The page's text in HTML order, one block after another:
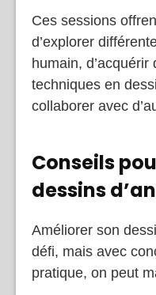
Ces sessions
d’explorer
humain,
techniques en
collaborer avec
Conseils
dessins
Améliorer son
défi, mais avec
pratique, on peut